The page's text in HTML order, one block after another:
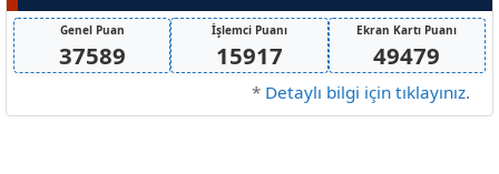
Genel Puan
37589
İşlemci Puanı
15917
Ekran Kartı Puanı
49479
* Detaylı bilgi için tıklayınız.